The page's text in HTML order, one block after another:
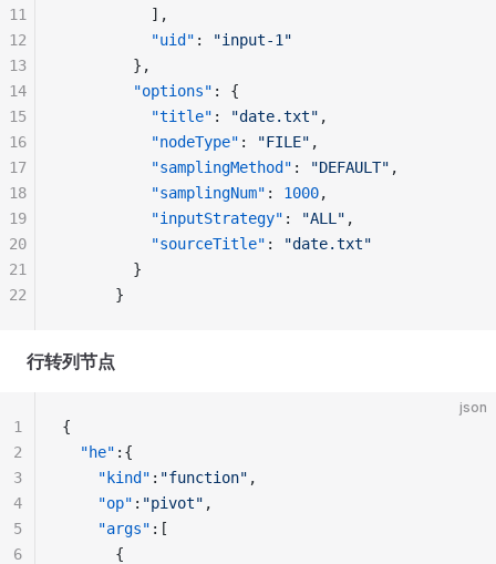
          ],
          "uid"
:
"input-1"
        },
        "options"
: {
          "title"
: "date.txt" ,
          "nodeType"
: "FILE" ,
          "samplingMethod"
: "DEFAULT" ,
          "samplingNum"
: 1000,
          "inputStrategy"
: "ALL" ,
          "sourceTitle"
:
"date.txt"
        }
      }
11
12
13
14
15
16
17
18
19
20
21
22
行转列节点
json
{
  "he"
:{
    "kind"
: "function" ,
    "op"
: "pivot" ,
    "args"
:[
1
2
3
4
5
6